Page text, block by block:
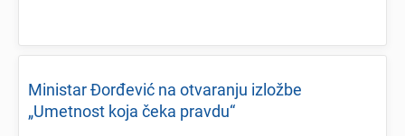
Ministar Đorđеvić na otvaranju izložbе
„Umеtnost koja čеka pravdu“